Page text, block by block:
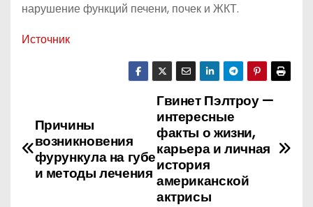
нарушение функций печени, почек и ЖКТ.
Источник
а
Гвинет Пэлтроу —
интересные
факты о жизни,
карьера и личная
история
американской
актрисы
Причины
возникновения
фурункула на губе
и методы лечения